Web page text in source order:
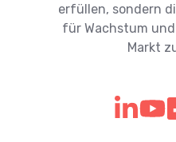
erfüllen, sondern
für Wachstum
Markt